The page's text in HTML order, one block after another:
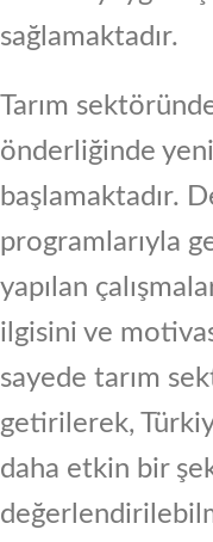
sağlamaktadır.
Tarım
önderliğinde
başlamaktadır.
programlarıyla
yapılan
ilgisini ve
sayede tarım
getirilerek,
daha etkin bir